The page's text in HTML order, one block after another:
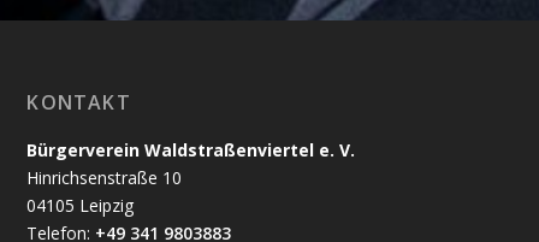
KONTAKT
Bürgerverein Waldstraßenviertel e. V.
Hinrichsenstraße 10
04105 Leipzig
Telefon: +49 341 9803883